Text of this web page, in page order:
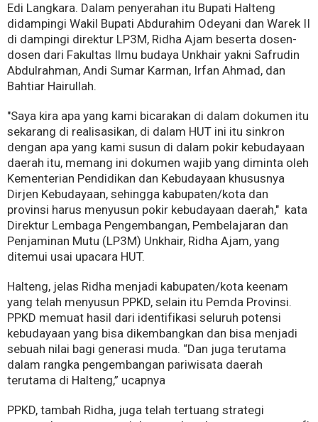
Edi Langkara. Dalam penyerahan itu Bupati Halteng
didampingi Wakil Bupati Abdurahim Odeyani dan Warek II
di dampingi direktur LP3M, Ridha Ajam beserta dosen-
dosen dari Fakultas Ilmu budaya Unkhair yakni Safrudin
Abdulrahman, Andi Sumar Karman, Irfan Ahmad, dan
Bahtiar Hairullah.
"Saya kira apa yang kami bicarakan di dalam dokumen itu
sekarang di realisasikan, di dalam HUT ini itu sinkron
dengan apa yang kami susun di dalam pokir kebudayaan
daerah itu, memang ini dokumen wajib yang diminta oleh
Kementerian Pendidikan dan Kebudayaan khususnya
Dirjen Kebudayaan, sehingga kabupaten/kota dan
provinsi harus menyusun pokir kebudayaan daerah," kata
Direktur Lembaga Pengembangan, Pembelajaran dan
Penjaminan Mutu (LP3M) Unkhair, Ridha Ajam, yang
ditemui usai upacara HUT.
Halteng, jelas Ridha menjadi kabupaten/kota keenam
yang telah menyusun PPKD, selain itu Pemda Provinsi.
PPKD memuat hasil dari identifikasi seluruh potensi
kebudayaan yang bisa dikembangkan dan bisa menjadi
sebuah nilai bagi generasi muda. “Dan juga terutama
dalam rangka pengembangan pariwisata daerah
terutama di Halteng,” ucapnya
PPKD, tambah Ridha, juga telah tertuang strategi